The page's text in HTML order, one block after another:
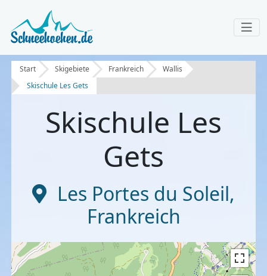
Start Skigebiete Frankreich
Wallis
Skischule Les Gets
Skischule Les
Gets
Les Portes du Soleil,
Frankreich